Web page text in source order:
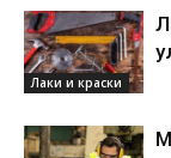
Лаки и краски